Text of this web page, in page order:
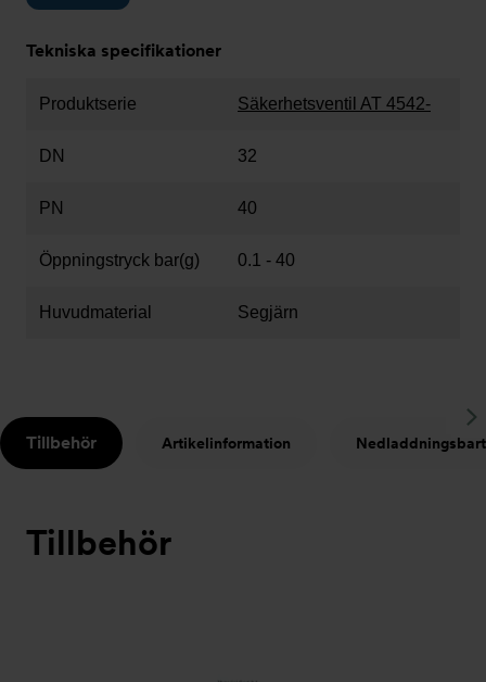
Tekniska specifikationer
Produktserie Säkerhetsventil AT 4542-
DN 32
PN 40
Öppningstryck bar(g) 0.1 - 40
Huvudmaterial Segjärn
Tillbehör Artikelinformation Nedladdningsbart
Tillbehör